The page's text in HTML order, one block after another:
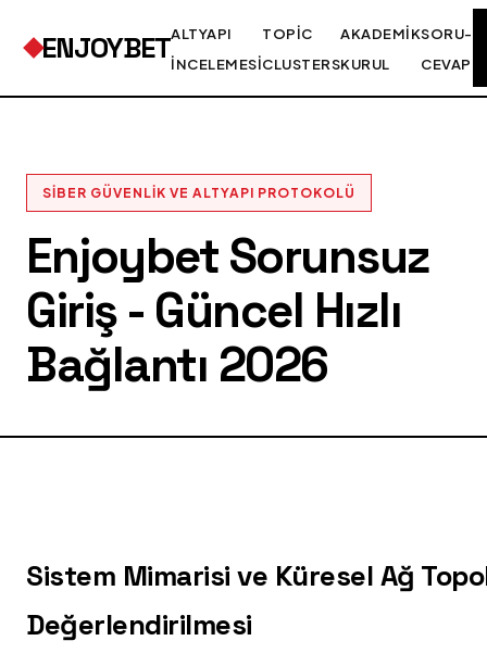
ENJOYBETALTYAPI
İNCELEMESI
TOPIC
CLUSTERS
AKADEMIK
KURUL
SORU-
CEVAP
SIBER GÜVENLIK VE ALTYAPI PROTOKOLÜ
Enjoybet Sorunsuz
Giriş - Güncel Hızlı
Bağlantı 2026
Sistem Mimarisi ve Küresel Ağ
Değerlendirilmesi